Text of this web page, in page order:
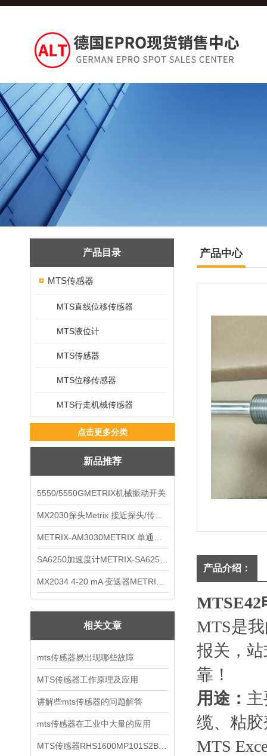
产品目录
MTS传感器
MTS直线位移传感器
MTS液位计
MTS传感器
MTS位移传感器
MTS行走机械传感器
点击更多分类
新品推荐
5550/5550GMETRIX机械振动开关
相关文章
mts传感器易出现哪些故障
MTS传感器工作原理及应用
讲解些mts传感器的问题解答
mts传感器在工业中大量的应用
产品中心
产品介绍：
MTS是
报关，
靠！
用途 ：
缆、粘
MTS